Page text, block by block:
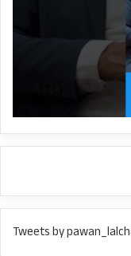
तो इसे
भी है।
GANESH
HIGH COURT
Tweets by